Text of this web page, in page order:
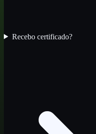
Recebo certificado?